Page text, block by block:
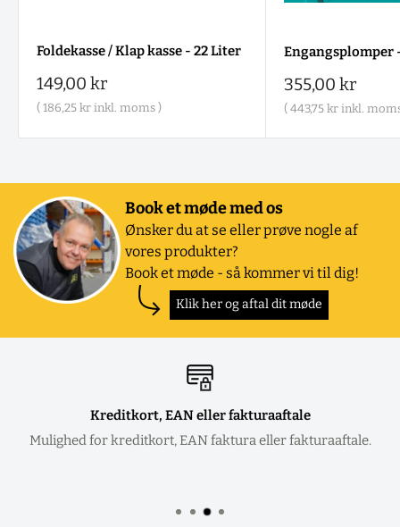
Foldekasse / Klap kasse - 22 Liter
Salgspris
149,00 kr
( 186,25 kr inkl. moms )
Engangsplomper
Salgspris
355,00 kr
( 443,75 krinkl.
Book et møde med os
Ønsker du at se eller prøve nogle af
vores produkter?
Book et møde - så kommer vi til dig!
Klik her og aftal dit møde
Kreditkort, EAN eller fakturaaftale
Mulighed for kreditkort, EAN faktura eller fakturaaftale.